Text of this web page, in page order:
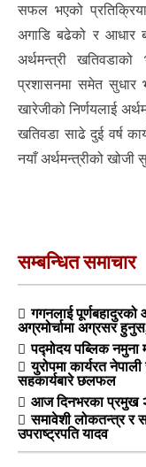
सफल भएको
अगाडि बढेको र आधार
अर्थमन्त्री
प्रशासनमा समेत सुधार
खारेजीको निर्णयलाई
खतिवडा साढे दुई वर्ष
नयाँ अर्थमन्त्रीको खोजी
सम्बन्धित समाचार
गगनलाई पूर्णबहादुरको
अग्रमोर्चामा अग्रसर
पद्मोदय पब्लिक नमुना
युरोपमा कार्यरत
सहकार्यबारे छलफल
आज दिनभरका प्रमुख
समावेशी लोकतन्त्र र
उपराष्ट्रपति यादव